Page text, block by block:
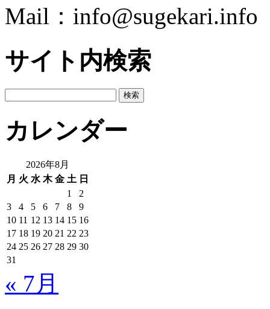
Mail：info@sugekari.info
サイト内検索
カレンダー
2026年8月
月 火 水 木 金 土 日
1
2
3
4 5 6 7 8
9
10 11 12 13 14 15 16
17 18 19 20 21 22 23
24 25 26 27 28 29 30
31
« 7月